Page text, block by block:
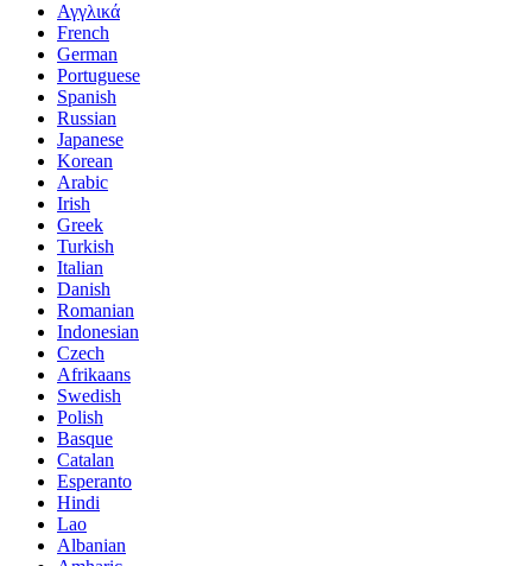
Αγγλικά
French
German
Portuguese
Spanish
Russian
Japanese
Korean
Arabic
Irish
Greek
Turkish
Italian
Danish
Romanian
Indonesian
Czech
Afrikaans
Swedish
Polish
Basque
Catalan
Esperanto
Hindi
Lao
Albanian